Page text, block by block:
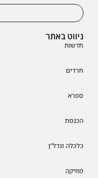
ניווט באתר
חדשות
חרדים
ספרא
הכנסת
כלכלה ונדל"ן
מוזיקה